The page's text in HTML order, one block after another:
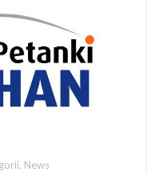
, News